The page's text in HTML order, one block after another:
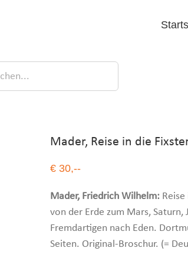
Mader, Reise in die
€ 30,--
Mader, Friedrich Wilhelm:
von der Erde zum Mars,
Fremdartigen nach Eden.
Seiten. Original-Broschur. (=